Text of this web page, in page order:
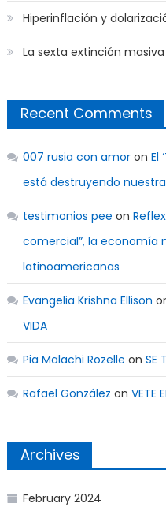
Hiperinflación y
La sexta extinción
Recent Comments
007 rusia con amoron El
está destruyendo
testimonios pee on
comercial”, la economía
latinoamericanas
Evangelia Krishna Ellison
VIDA
Pia Malachi Rozelle on SE
Rafael González on VETE
Archives
February 2024